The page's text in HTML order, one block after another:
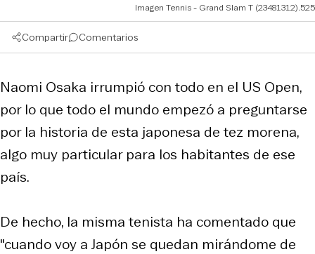
Imagen Tennis - Grand Slam T (23481312).525
Compartir Comentarios
Naomi Osaka irrumpió con todo en el US Open,
por lo que todo el mundo empezó a preguntarse
por la historia de esta japonesa de tez morena,
algo muy particular para los habitantes de ese
país.
De hecho, la misma tenista ha comentado que
"cuando voy a Japón se quedan mirándome de